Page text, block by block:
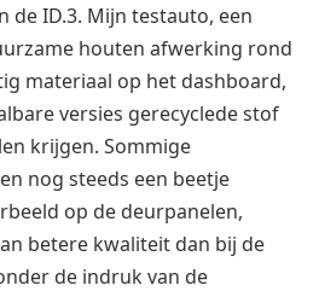
de ID.3. Mijn testauto, een
houten afwerking rond
materiaal op het dashboard,
versies gerecyclede stof
krijgen. Sommige
nog steeds een beetje
op de deurpanelen,
betere kwaliteit dan bij de
de indruk van de